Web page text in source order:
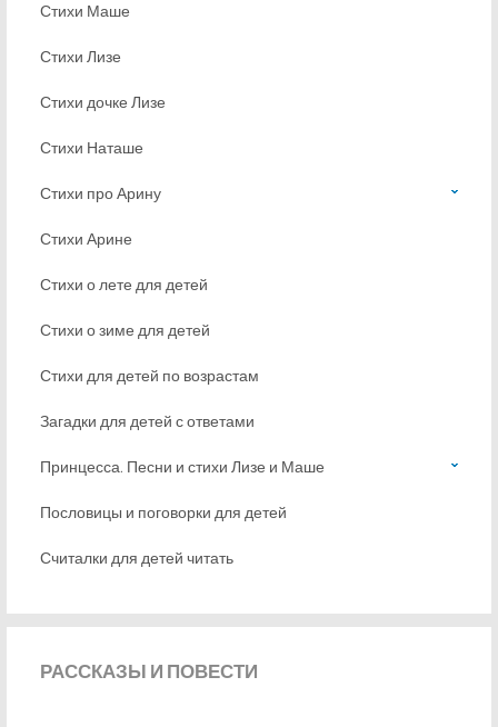
Стихи Маше
Стихи Лизе
Стихи дочке Лизе
Стихи Наташе
Стихи про Арину
Стихи Арине
Стихи о лете для детей
Стихи о зиме для детей
Стихи для детей по возрастам
Загадки для детей с ответами
Принцесса. Песни и стихи Лизе и Маше
Пословицы и поговорки для детей
Считалки для детей читать
РАССКАЗЫ И ПОВЕСТИ